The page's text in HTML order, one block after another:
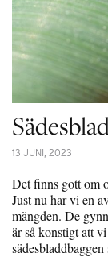
13 JUNI, 2023
Det finns gott om
Just nu har vi en
mängden. De
är så konstigt att